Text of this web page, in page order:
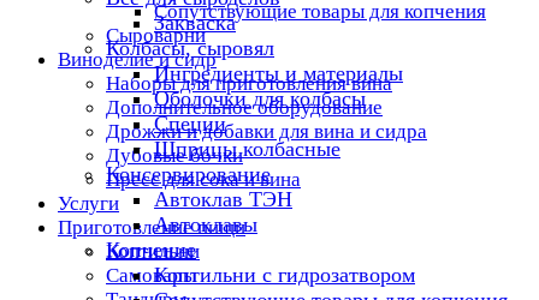
Сопутствующие товары для копчения
Сыроварни
Виноделие и сидр
Наборы для приготовления вина
Дополнительное оборудование
Дрожжи и добавки для вина и сидра
Дубовые бочки
Пресс для сока и вина
Услуги
Приготовление пищи
Коптильни
Самовары
Закваска
Колбасы, сыровял
Ингредиенты и материалы
Оболочки для колбасы
Специи
Шприцы колбасные
Консервирование
Автоклав ТЭН
Автоклавы
Копчение
Коптильни с гидрозатвором